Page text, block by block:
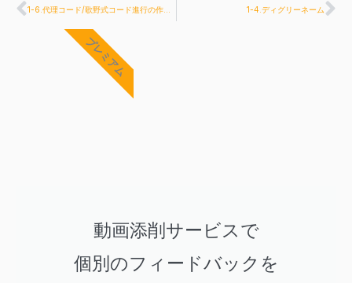
Prev 1-4.ディグリーネーム
動画添削サービスで
個別のフィードバックを
プレミアム